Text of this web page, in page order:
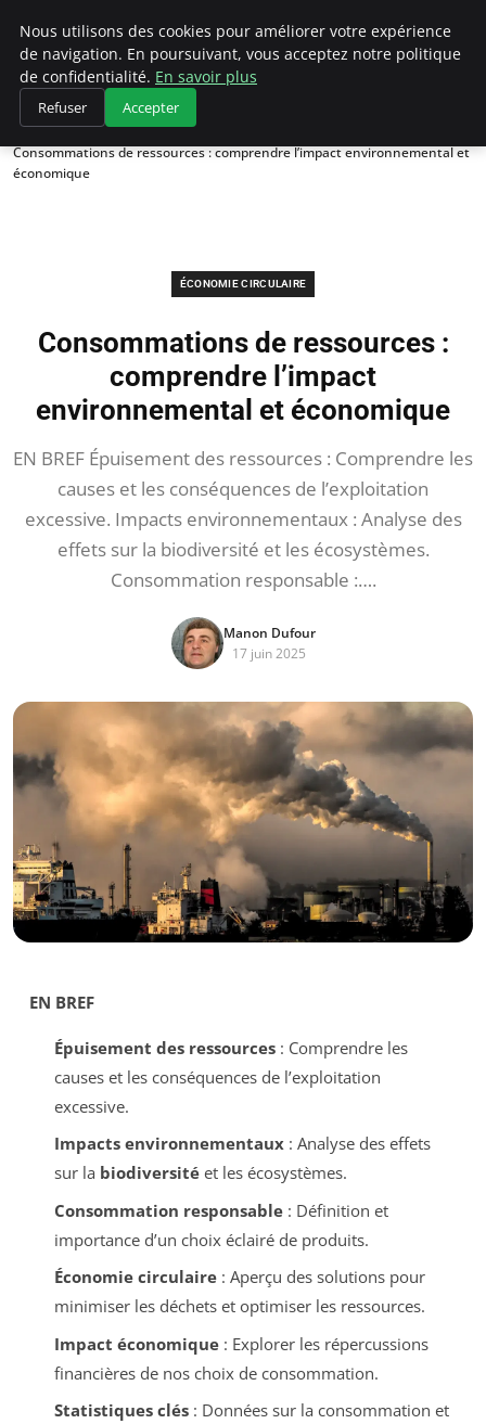
Climategatecountryclub.com
Accueil
Économie circulaire
Consommations de ressources : comprendre l’impact environnemental et
économique
ÉCONOMIE CIRCULAIRE
Consommations de ressources :
comprendre l’impact
environnemental et économique
EN BREF Épuisement des ressources : Comprendre les
causes et les conséquences de l’exploitation
excessive. Impacts environnementaux : Analyse des
effets sur la biodiversité et les écosystèmes.
Consommation responsable :….
Manon Dufour
17 juin 2025
EN BREF
Épuisement des ressources: Comprendre les
causes et les conséquences de l’exploitation
excessive.
Impacts environnementaux: Analyse des effets
sur la biodiversitéet les écosystèmes.
Consommation responsable: Définition et
importance d’un choix éclairé de produits.
Économie circulaire: Aperçu des solutions pour
minimiser les déchets et optimiser les ressources.
Impact économique: Explorer les répercussions
financières de nos choix de consommation.
Statistiques clés: Données sur la consommation et
Nous utilisons des cookies pour améliorer votre expérience
de navigation. En poursuivant, vous acceptez notre politique
de confidentialité. En savoir plus
Refuser Accepter